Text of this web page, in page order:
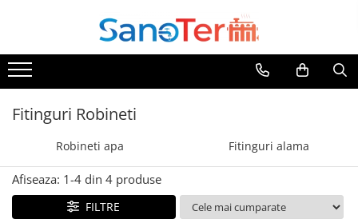
Toate Produsele
Obiecte Sanitare
Lavoare
Lavoare pe blat
Lavoare incastrabile
Lavoare sub blat
Lavoare Colt Duble Speciale
Fitinguri Robineti
Robineti apa Fitinguri alama
Afiseaza: 1-4 din 4 produse
FILTRE